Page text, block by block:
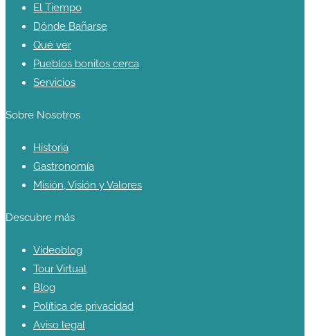
El Tiempo
Dónde Bañarse
Qué ver
Pueblos bonitos cerca
Servicios
Sobre Nosotros
Historia
Gastronomía
Misión, Visión y Valores
Descubre más
Videoblog
Tour Virtual
Blog
Política de privacidad
Aviso legal